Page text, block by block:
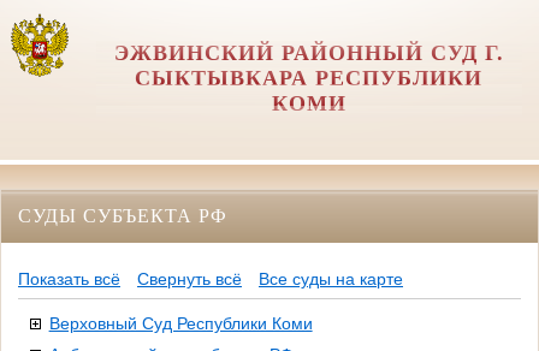
ЭЖВИНСКИЙ РАЙОННЫЙ СУД Г.
СЫКТЫВКАРА РЕСПУБЛИКИ
КОМИ
СУДЫ СУБЪЕКТА РФ
Показать всё Свернуть всё Все суды на карте
Верховный Суд Республики Коми